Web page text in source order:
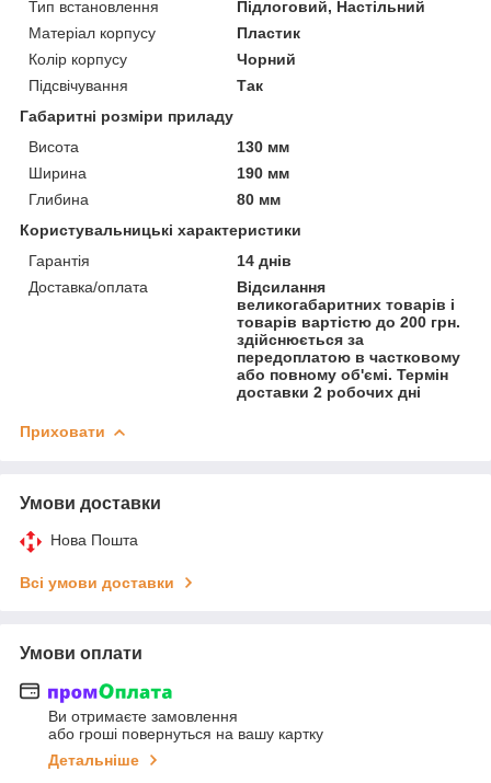
Тип встановлення
Підлоговий, Настільний
Матеріал корпусу
Пластик
Колір корпусу
Чорний
Підсвічування
Так
Габаритні розміри приладу
Висота
130 мм
Ширина
190 мм
Глибина
80 мм
Користувальницькі характеристики
Гарантія
14 днів
Доставка/оплата
Відсилання
великогабаритних товарів і
товарів вартістю до 200 грн.
здійснюється за
передоплатою в частковому
або повному об'ємі. Термін
доставки 2 робочих дні
Приховати
Умови доставки
Нова Пошта
Всі умови доставки
Умови оплати
Ви отримаєте замовлення
або гроші повернуться на вашу картку
Детальніше